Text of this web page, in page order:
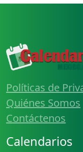
Políticas de
Quiénes Somos
Contáctenos
Calendarios